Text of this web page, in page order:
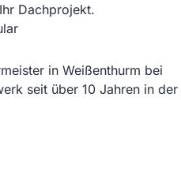
Dachprojekt.
in Weißenthurm bei
seit über 10 Jahren in der